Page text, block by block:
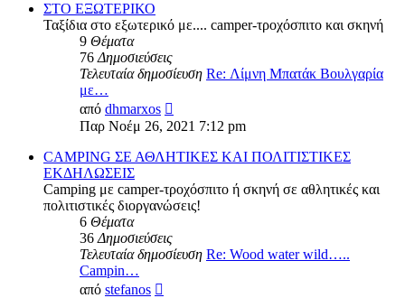
ΣΤΟ ΕΞΩΤΕΡΙΚΟ
Ταξίδια στο εξωτερικό με.... camper-τροχόσπιτο και σκηνή
9 Θέματα
76Δημοσιεύσεις
Τελευταία δημοσίευση Re: Λίμνη Μπατάκ Βουλγαρία
με…
από dhmarxos
της
τελευταίας
δημοσίευσης
Παρ Νοέμ 26, 2021 7:12 pm
CAMPING ΣΕ ΑΘΛΗΤΙΚΕΣ ΚΑΙ ΠΟΛΙΤΙΣΤΙΚΕΣ
ΕΚΔΗΛΩΣΕΙΣ
Camping με camper-τροχόσπιτο ή σκηνή σε αθλητικές και
πολιτιστικές διοργανώσεις!
6 Θέματα
36Δημοσιεύσεις
Τελευταία δημοσίευση Re: Wood water wild…..
Campin…
από stefanos